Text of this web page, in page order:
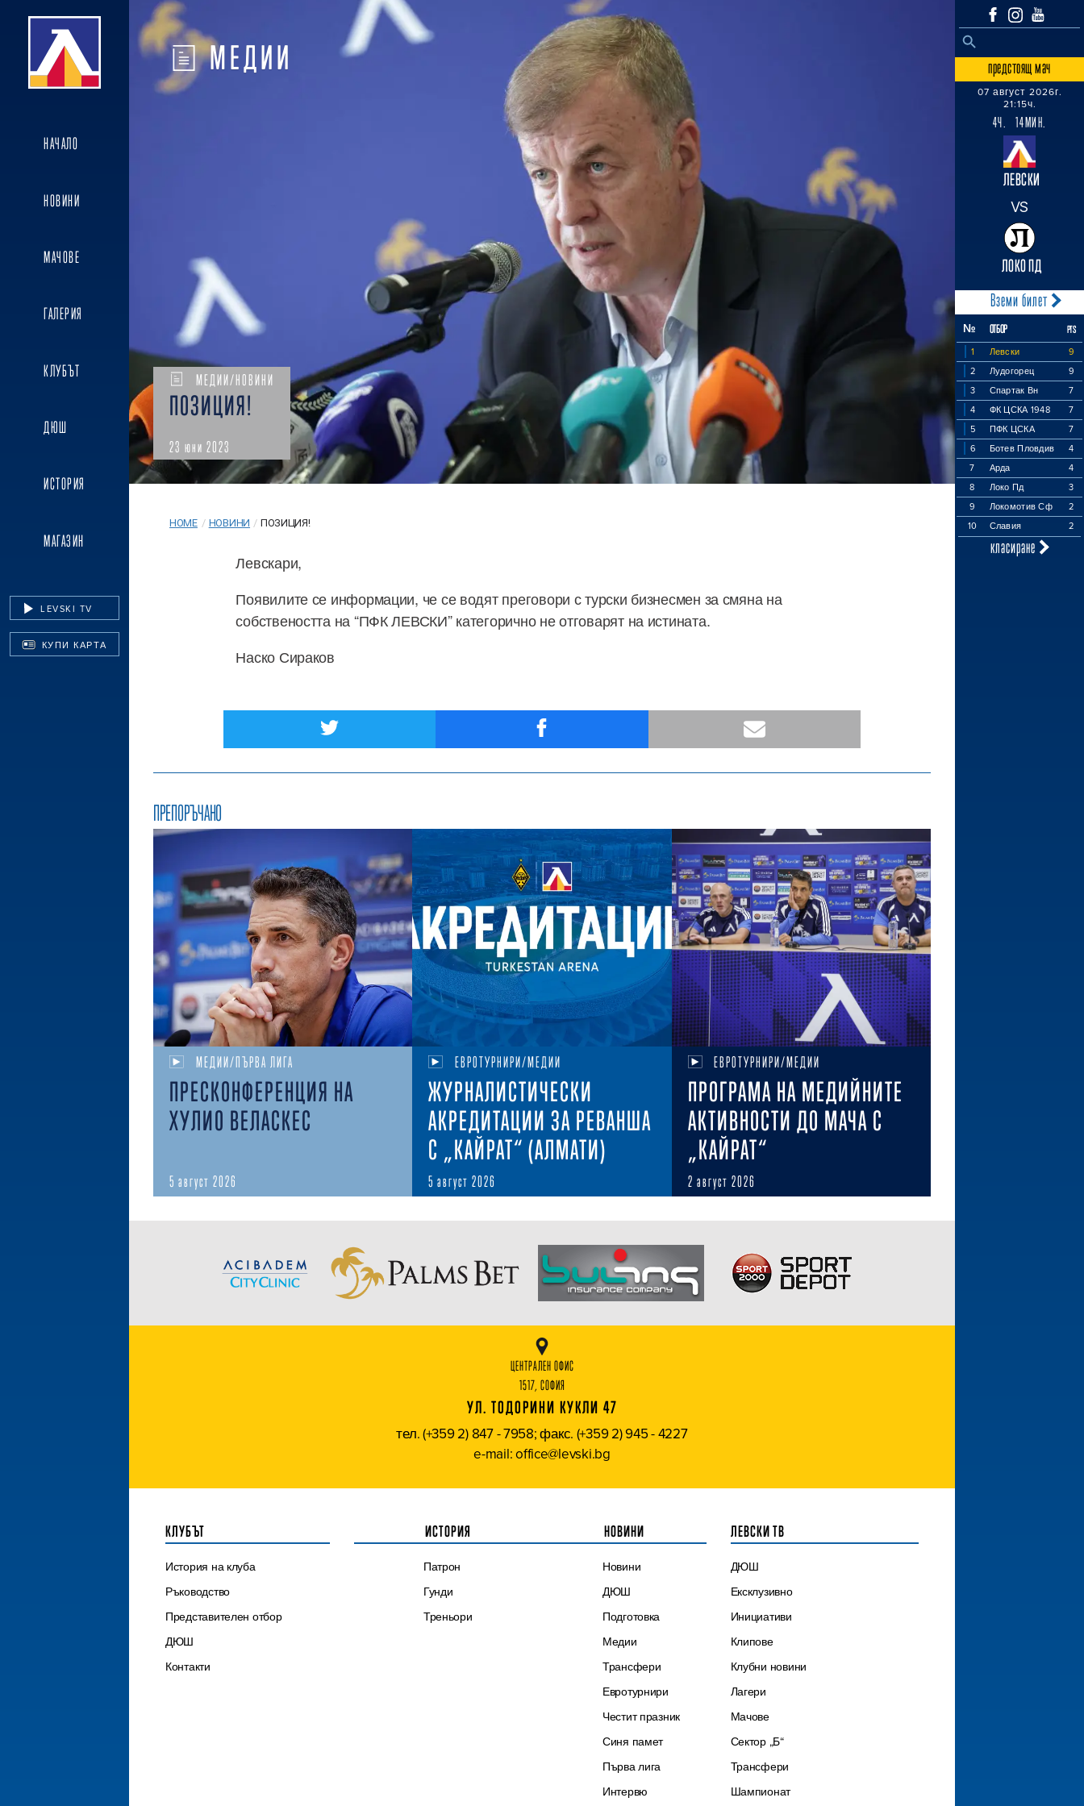
НАЧАЛО
НОВИНИ
МАЧОВЕ
ГАЛЕРИЯ
КЛУБЪТ
ДЮШ
ИСТОРИЯ
МАГАЗИН
LEVSKI TV
КУПИ КАРТА
Search
SEARCH BUTTON
предстоящ мач
07 август 2026г.
21:15ч.
4Ч. 14МИН.
ЛЕВСКИ
VS
ЛОКО ПД
Вземи билет
№ ОТБОР PTS
1 Левски
9
2
Лудогорец
9
3
Спартак Вн
7
4
ФК ЦСКА 1948
7
5
ПФК ЦСКА
7
6
Ботев Пловдив
4
7
Арда
4
8
Локо Пд
3
9
Локомотив Сф
2
10
Славия 2
класиране
МЕДИИ
МЕДИИ/НОВИНИ
ПОЗИЦИЯ!
23 юни 2023
HOME / НОВИНИ / ПОЗИЦИЯ!
Левскари,
Появилите се информации, че се водят преговори с турски бизнесмен за смяна на
собствеността на “ПФК ЛЕВСКИ” категорично не отговарят на истината.
Наско Сираков
ПРЕПОРЪЧАНО
МЕДИИ/ПЪРВА ЛИГА
ПРЕСКОНФЕРЕНЦИЯ НА
ХУЛИО ВЕЛАСКЕС
5 август 2026
ЕВРОТУРНИРИ/МЕДИИ
ЖУРНАЛИСТИЧЕСКИ
АКРЕДИТАЦИИ ЗА РЕВАНША
С „КАЙРАТ“ (АЛМАТИ)
5 август 2026
ЕВРОТУРНИРИ/МЕДИИ
ПРОГРАМА НА МЕДИЙНИТЕ
АКТИВНОСТИ ДО МАЧА С
„КАЙРАТ“
2 август 2026
ЦЕНТРАЛЕН ОФИС
1517, СОФИЯ
УЛ. ТОДОРИНИ КУКЛИ 47
тел. (+359 2) 847 - 7958; факс. (+359 2) 945 - 4227
e-mail: office@levski.bg
КЛУБЪТ
История на клуба
Ръководство
Представителен отбор
ДЮШ
Контакти
ИСТОРИЯ
Патрон
Гунди
Треньори
НОВИНИ
Новини
ДЮШ
Подготовка
Медии
Трансфери
Евротурнири
Честит празник
Синя памет
Първа лига
Интервю
ЛЕВСКИ ТВ
ДЮШ
Ексклузивно
Инициативи
Клипове
Клубни новини
Лагери
Мачове
Сектор „Б“
Трансфери
Шампионат